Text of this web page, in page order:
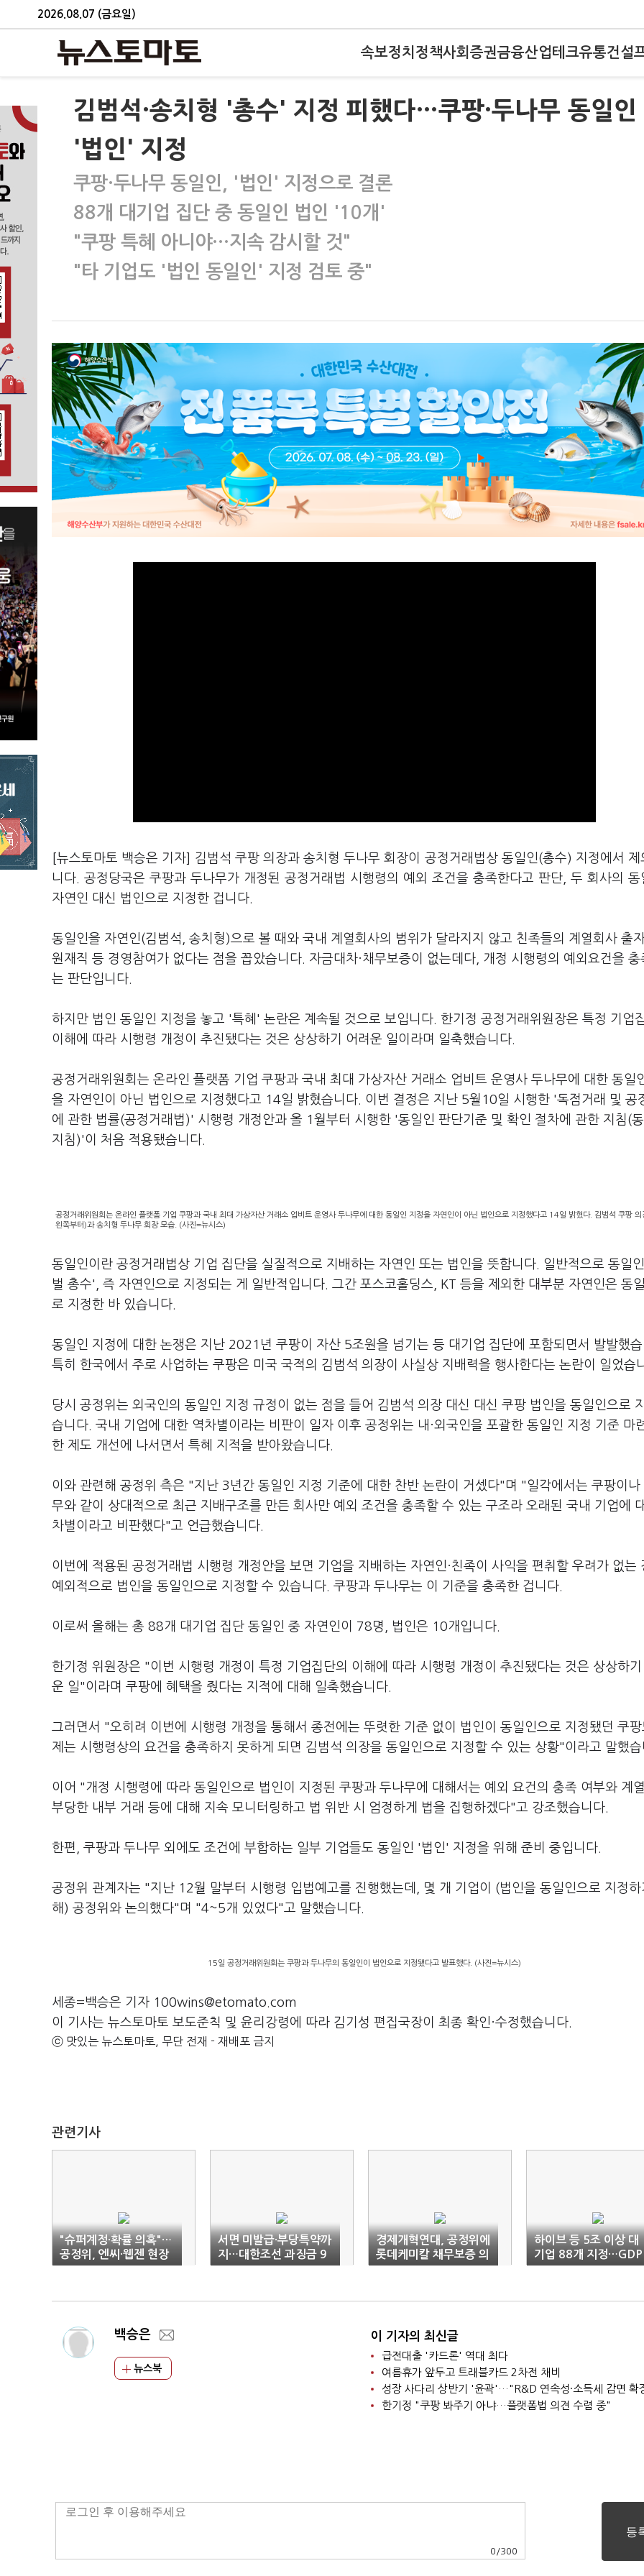
2026.08.07 (금요일)
속보정치 정책사회 증권금융산업테크유통건설
김범석·송치형 '총수' 지정 피했다…쿠팡·두나무 동일인
'법인' 지정
쿠팡·두나무 동일인, '법인' 지정으로 결론
88개 대기업 집단 중 동일인 법인 '10개'
"쿠팡 특혜 아니야…지속 감시할 것"
"타 기업도 '법인 동일인' 지정 검토 중"
[뉴스토마토 백승은 기자] 김범석 쿠팡 의장과 송치형 두나무 회장이 공정거래법상 동일인(총수) 지정에서 제
니다. 공정당국은 쿠팡과 두나무가 개정된 공정거래법 시행령의 예외 조건을 충족한다고 판단, 두 회사의 동
자연인 대신 법인으로 지정한 겁니다.
동일인을 자연인(김범석, 송치형)으로 볼 때와 국내 계열회사의 범위가 달라지지 않고 친족들의 계열회사 출
원재직 등 경영참여가 없다는 점을 꼽았습니다. 자금대차·채무보증이 없는데다, 개정 시행령의 예외요건을 충
는 판단입니다.
하지만 법인 동일인 지정을 놓고 '특혜' 논란은 계속될 것으로 보입니다. 한기정 공정거래위원장은 특정 기업
이해에 따라 시행령 개정이 추진됐다는 것은 상상하기 어려운 일이라며 일축했습니다.
공정거래위원회는 온라인 플랫폼 기업 쿠팡과 국내 최대 가상자산 거래소 업비트 운영사 두나무에 대한 동일
을 자연인이 아닌 법인으로 지정했다고 14일 밝혔습니다. 이번 결정은 지난 5월10일 시행한 '독점거래 및 공
에 관한 법률(공정거래법)' 시행령 개정안과 올 1월부터 시행한 '동일인 판단기준 및 확인 절차에 관한 지침(
지침)'이 처음 적용됐습니다.
공정거래위원회는 온라인 플랫폼 기업 쿠팡과 국내 최대 가상자산 거래소 업비트 운영사 두나무에 대한 동일인 지정을 자연인이 아닌 법인으로 지정했다고 14일 밝혔다. 김범석 쿠팡 의
왼쪽부터)과 송치형 두나무 회장 모습. (사진=뉴시스)
동일인이란 공정거래법상 기업 집단을 실질적으로 지배하는 자연인 또는 법인을 뜻합니다. 일반적으로 동일
벌 총수', 즉 자연인으로 지정되는 게 일반적입니다. 그간 포스코홀딩스, KT 등을 제외한 대부분 자연인은 동
로 지정한 바 있습니다.
동일인 지정에 대한 논쟁은 지난 2021년 쿠팡이 자산 5조원을 넘기는 등 대기업 집단에 포함되면서 발발했
특히 한국에서 주로 사업하는 쿠팡은 미국 국적의 김범석 의장이 사실상 지배력을 행사한다는 논란이 일었습
당시 공정위는 외국인의 동일인 지정 규정이 없는 점을 들어 김범석 의장 대신 대신 쿠팡 법인을 동일인으로
습니다. 국내 기업에 대한 역차별이라는 비판이 일자 이후 공정위는 내·외국인을 포괄한 동일인 지정 기준 마
한 제도 개선에 나서면서 특혜 지적을 받아왔습니다.
이와 관련해 공정위 측은 "지난 3년간 동일인 지정 기준에 대한 찬반 논란이 거셌다"며 "일각에서는 쿠팡이나
무와 같이 상대적으로 최근 지배구조를 만든 회사만 예외 조건을 충족할 수 있는 구조라 오래된 국내 기업에
차별이라고 비판했다"고 언급했습니다.
이번에 적용된 공정거래법 시행령 개정안을 보면 기업을 지배하는 자연인·친족이 사익을 편취할 우려가 없는
예외적으로 법인을 동일인으로 지정할 수 있습니다. 쿠팡과 두나무는 이 기준을 충족한 겁니다.
이로써 올해는 총 88개 대기업 집단 동일인 중 자연인이 78명, 법인은 10개입니다.
한기정 위원장은 "이번 시행령 개정이 특정 기업집단의 이해에 따라 시행령 개정이 추진됐다는 것은 상상하
운 일"이라며 쿠팡에 혜택을 줬다는 지적에 대해 일축했습니다.
그러면서 "오히려 이번에 시행령 개정을 통해서 종전에는 뚜렷한 기준 없이 법인이 동일인으로 지정됐던 쿠
제는 시행령상의 요건을 충족하지 못하게 되면 김범석 의장을 동일인으로 지정할 수 있는 상황"이라고 말했
이어 "개정 시행령에 따라 동일인으로 법인이 지정된 쿠팡과 두나무에 대해서는 예외 요건의 충족 여부와 계
부당한 내부 거래 등에 대해 지속 모니터링하고 법 위반 시 엄정하게 법을 집행하겠다"고 강조했습니다.
한편, 쿠팡과 두나무 외에도 조건에 부합하는 일부 기업들도 동일인 '법인' 지정을 위해 준비 중입니다.
공정위 관계자는 "지난 12월 말부터 시행령 입법예고를 진행했는데, 몇 개 기업이 (법인을 동일인으로 지정하
해) 공정위와 논의했다"며 "4~5개 있었다"고 말했습니다.
15일 공정거래위원회는 쿠팡과 두나무의 동일인이 법인으로 지정됐다고 발표했다. (사진=뉴시스)
세종=백승은 기자 100wins@etomato.com
이 기사는 뉴스토마토 보도준칙 및 윤리강령에 따라 김기성 편집국장이 최종 확인·수정했습니다.
ⓒ 맛있는 뉴스토마토, 무단 전재 - 재배포 금지
관련기사
"슈퍼계정·확률 의혹"…
공정위, 엔씨·웹젠 현장
조사
서면 미발급·부당특약까
지…대한조선 과징금 9
600만원 제재
경제개혁연대, 공정위에
롯데케미칼 채무보증 의
혹 조사요청
하이브 등 5조 이상 대
기업 88개 지정…GDP
의 몇% 적용 '관건'
백승은
뉴스북
이 기자의 최신글
급전대출 '카드론' 역대 최다
여름휴가 앞두고 트래블카드 2차전 채비
성장 사다리 상반기 '윤곽'…"R&D 연속성·소득세 감면 확
한기정 "쿠팡 봐주기 아냐…플랫폼법 의견 수렴 중"
0 /300